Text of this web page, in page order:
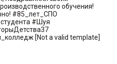
обучения!
#85_лет_СПО
#Шуя
[Not a valid template]